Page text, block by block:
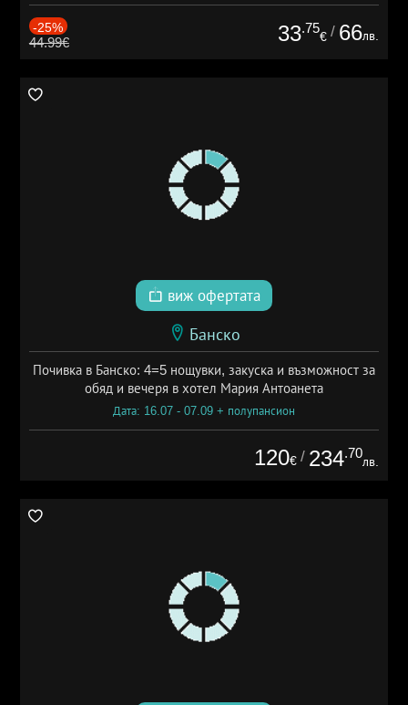
-25%
44.99€ 33.75
€ / 66лв.
виж офертата
Банско
Почивка в Банско: 4=5 нощувки, закуска и възможност за
обяд и вечеря в хотел Мария Антоанета
Дата: 16.07 - 07.09 + полупансион
120€ / 234.70
лв.